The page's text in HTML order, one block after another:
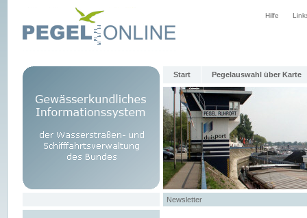
Hilfe
Start Pegelauswahl über Karte
Newsletter